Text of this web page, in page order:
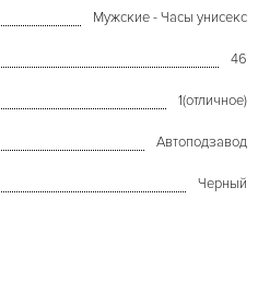
Мужские - Часы унисекс
46
1(отличное)
Автоподзавод
Черный